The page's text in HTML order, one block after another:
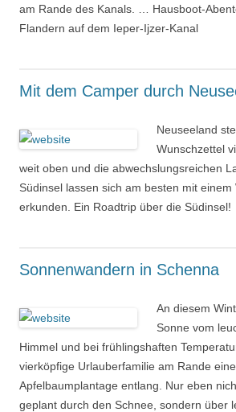
am Rande des Kanals. … Hausboot-
Flandern auf dem Ieper-Ijzer-Kanal
Mit dem Camper durch
Neuseeland
Wunschzettel
weit oben und die abwechslungsreichen
Südinsel lassen sich am besten mit einem
erkunden. Ein Roadtrip über die Südinsel!
Sonnenwandern in Schenna
An diesem
Sonne vom
Himmel und bei frühlingshaften
vierköpfige Urlauberfamilie am Rande
Apfelbaumplantage entlang. Nur eben
geplant durch den Schnee, sondern über